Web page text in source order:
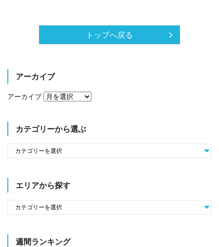
トップへ戻る
アーカイブ
アーカイブ
カテゴリーから選ぶ
エリアから探す
週間ランキング